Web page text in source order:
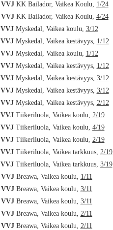
VVJKK Bailador, Vaikea Koulu, 1/24
VVJKK Bailador, Vaikea Koulu, 4/24
VVJMyskedal, Vaikea koulu, 3/12
VVJMyskedal, Vaikea kestävyys, 1/12
VVJMyskedal, Vaikea koulu, 1/12
VVJMyskedal, Vaikea kestävyys, 1/12
VVJMyskedal, Vaikea kestävyys, 3/12
VVJMyskedal, Vaikea kestävyys, 3/12
VVJMyskedal, Vaikea kestävyys, 2/12
VVJTiikeriluola, Vaikea koulu, 2/19
VVJTiikeriluola, Vaikea koulu, 4/19
VVJTiikeriluola, Vaikea koulu, 2/19
VVJTiikeriluola, Vaikea tarkkuus, 2/19
VVJTiikeriluola, Vaikea tarkkuus, 3/19
VVJBreawa, Vaikea koulu, 1/11
VVJBreawa, Vaikea koulu, 3/11
VVJBreawa, Vaikea koulu, 3/11
VVJBreawa, Vaikea koulu, 2/11
VVJBreawa, Vaikea koulu, 2/11